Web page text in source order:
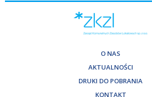
O NAS
AKTUALNOŚCI
DRUKI DO POBRANIA
KONTAKT